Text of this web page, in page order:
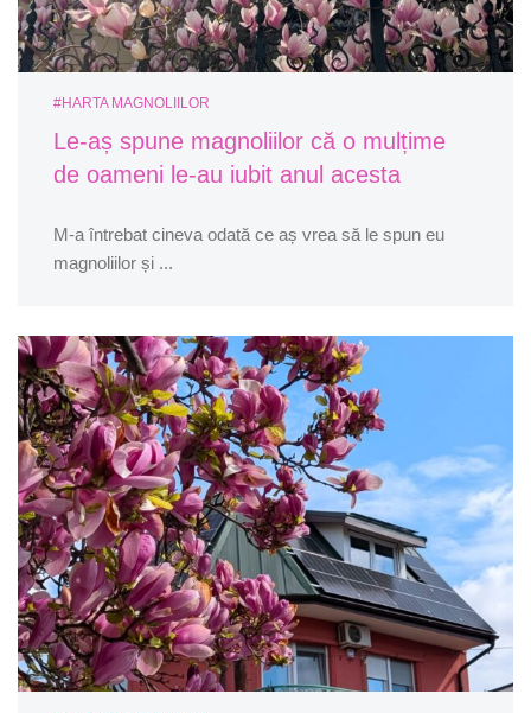
#HARTA MAGNOLIILOR
Le-aș spune magnoliilor că o mulțime
de oameni le-au iubit anul acesta
M-a întrebat cineva odată ce aș vrea să le spun eu
magnoliilor și ...